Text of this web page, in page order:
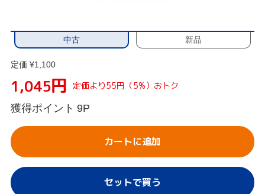
中古 新品
定価 ¥1,100
1,045円 定価より55円（5%）おトク
獲得ポイント 9P
カートに追加
セットで買う